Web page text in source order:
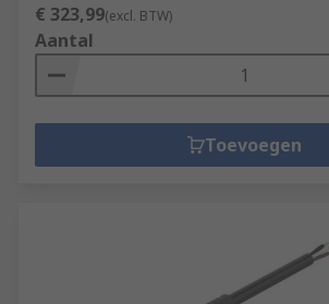
€ 323,99(excl. BTW)
Aantal
Toevoegen